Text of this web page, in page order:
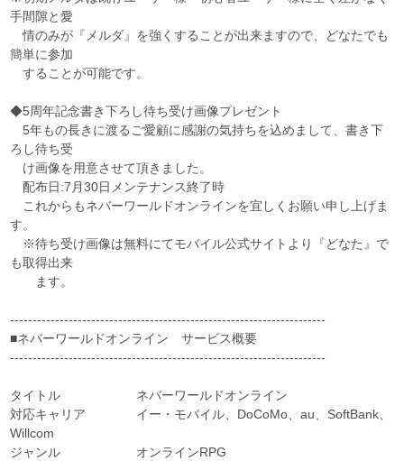
手間隙と愛
情のみが『メルダ』を強くすることが出来ますので、どなたでも
簡単に参加
することが可能です。
◆5周年記念書き下ろし待ち受け画像プレゼント
5年もの長きに渡るご愛顧に感謝の気持ちを込めまして、書き下
ろし待ち受
け画像を用意させて頂きました。
配布日:7月30日メンテナンス終了時
これからもネバーワールドオンラインを宜しくお願い申し上げま
す。
※待ち受け画像は無料にてモバイル公式サイトより『どなた』で
も取得出来
ます。
----------------------------------------------------------------------
■ネバーワールドオンライン サービス概要
----------------------------------------------------------------------
タイトル ネバーワールドオンライン
対応キャリア イー・モバイル、DoCoMo、au、SoftBank、
Willcom
ジャンル オンラインRPG